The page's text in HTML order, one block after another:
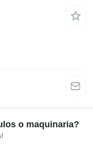
o maquinaria?